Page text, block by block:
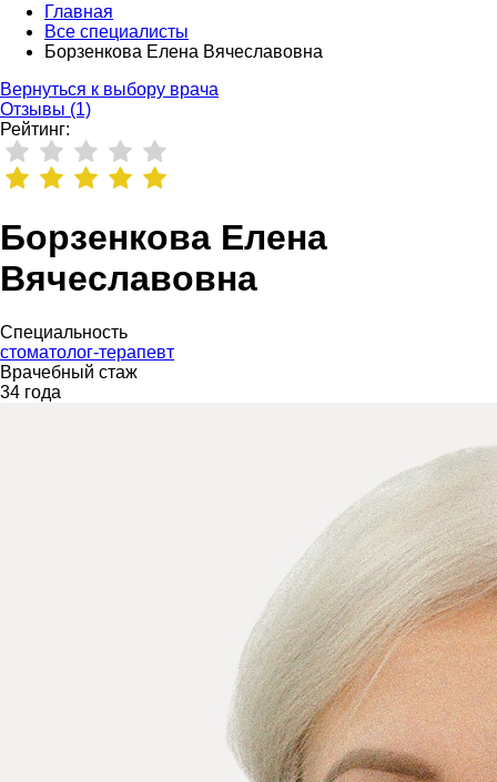
Главная
Все специалисты
Борзенкова Елена Вячеславовна
Вернуться к выбору врача
Отзывы (1)
Рейтинг:
Борзенкова Елена
Вячеславовна
Специальность
стоматолог-терапевт
Врачебный стаж
34 года